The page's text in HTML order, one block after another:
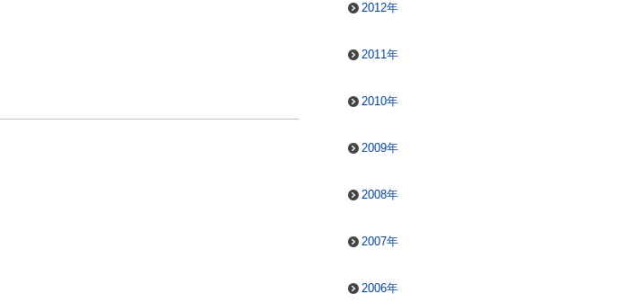
2012年
2011年
2010年
2009年
2008年
2007年
2006年